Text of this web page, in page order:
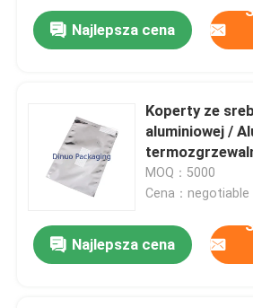
Najlepsza cena
Koperty ze
aluminiowej /
sprzętu
MOQ：5000
Cena：negotiable
Najlepsza cena